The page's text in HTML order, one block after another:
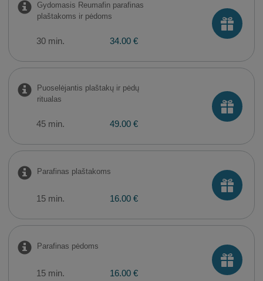
Gydomasis Reumafin parafinas
plaštakoms ir pėdoms
30 min. 34.00 €
Puoselėjantis plaštakų ir pėdų
ritualas
45 min. 49.00 €
Parafinas plaštakoms
15 min. 16.00 €
Parafinas pėdoms
15 min. 16.00 €